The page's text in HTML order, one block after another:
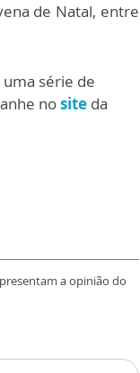
de Natal, entre
série de
nosite da
a opinião do